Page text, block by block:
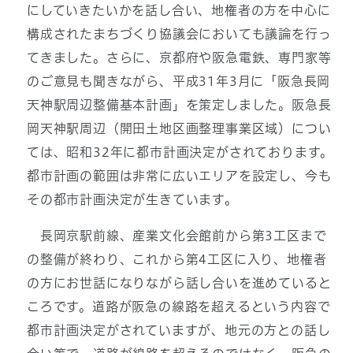
にしていきたいかを話し合い、地権者の方を中心に
構成されたまちづくり協議会においても議論を行っ
てきました。さらに、京都府や阪急電鉄、専門家等
のご意見も聞きながら、平成31年3月に「阪急長岡
天神駅周辺整備基本計画」を策定しました。阪急長
岡天神駅周辺（開田土地区画整理事業区域）につい
ては、昭和32年に都市計画決定がされております。
都市計画の範囲は非常に広いエリアを設定し、今も
その都市計画決定が生きています。
長岡京駅前線、産業文化会館前から第3工区まで
の整備が終わり、これから第4工区に入り、地権者
の方にお世話になりながら話し合いを進めていると
ころです。道路が阪急の線路を超えるという内容で
都市計画決定がされていますが、地元の方との話し